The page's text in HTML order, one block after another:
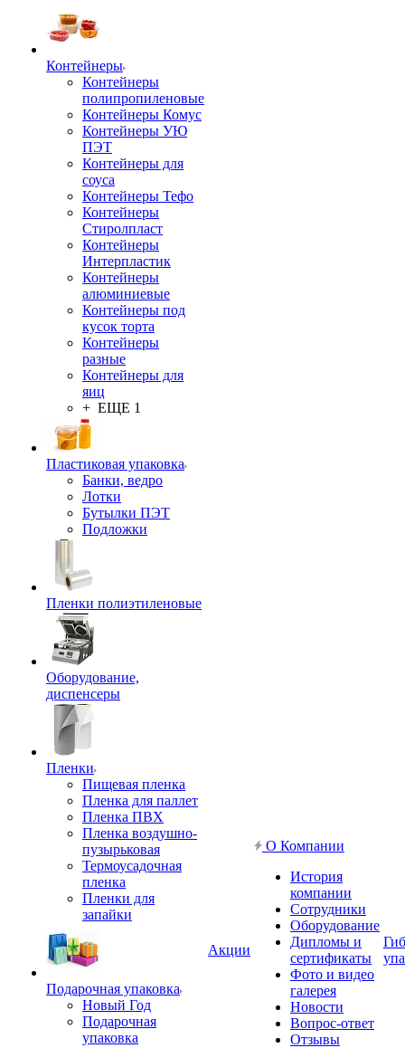
Контейнеры
Контейнеры
полипропиленовые
Контейнеры Комус
Контейнеры УЮ
ПЭТ
Контейнеры для
соуса
Контейнеры Тефо
Контейнеры
Стиролпласт
Контейнеры
Интерпластик
Контейнеры
алюминиевые
Контейнеры под
кусок торта
Контейнеры
разные
Контейнеры для
яиц
+ ЕЩЕ 1
Пластиковая упаковка
Банки, ведро
Лотки
Бутылки ПЭТ
Подложки
Пленки полиэтиленовые
Оборудование,
диспенсеры
Пленки
Пищевая пленка
Пленка для паллет
Пленка ПВХ
Пленка воздушно-
пузырьковая
Термоусадочная
пленка
Пленки для
запайки
Подарочная упаковка
Новый Год
Подарочная
упаковка
Акции
О Компании
История
компании
Сотрудники
Оборудование
Дипломы и
сертификаты
Фото и видео
галерея
Новости
Вопрос-ответ
Отзывы